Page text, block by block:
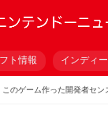
ト情報 インディ
このゲーム作った開発者セ